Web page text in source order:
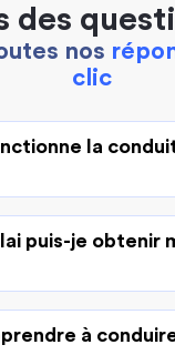
des
nos
clic
la
puis-je obtenir
à